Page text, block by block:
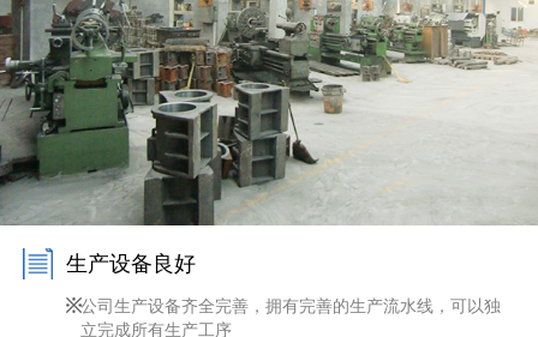
生产设备良好
公司生产设备齐全完善，拥有完善的生产流水线，可以独
立完成所有生产工序